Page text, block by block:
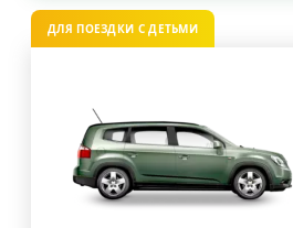
ДЛЯ ПОЕЗДКИ С ДЕТЬМИ